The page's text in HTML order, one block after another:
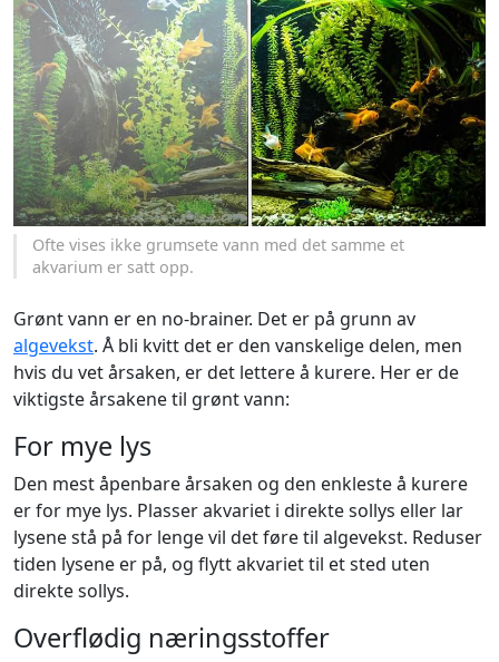
Ofte vises ikke grumsete vann med det samme et
akvarium er satt opp.
Grønt vann er en no-brainer. Det er på grunn av
algevekst. Å bli kvitt det er den vanskelige delen, men
hvis du vet årsaken, er det lettere å kurere. Her er de
viktigste årsakene til grønt vann:
For mye lys
Den mest åpenbare årsaken og den enkleste å kurere
er for mye lys. Plasser akvariet i direkte sollys eller lar
lysene stå på for lenge vil det føre til algevekst. Reduser
tiden lysene er på, og flytt akvariet til et sted uten
direkte sollys.
Overflødig næringsstoffer